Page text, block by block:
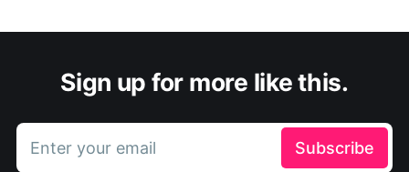
Sign up for more like this.
Enter your email Subscribe